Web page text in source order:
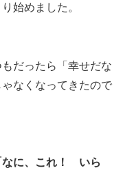
始めました。
だったら「幸せだな
なくなってきたので
なに、これ！ いら